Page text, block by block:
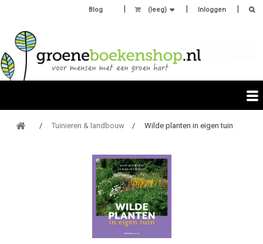
Inloggen
(leeg)
Blog
Tuinieren & landbouw Wilde planten in eigen tuin